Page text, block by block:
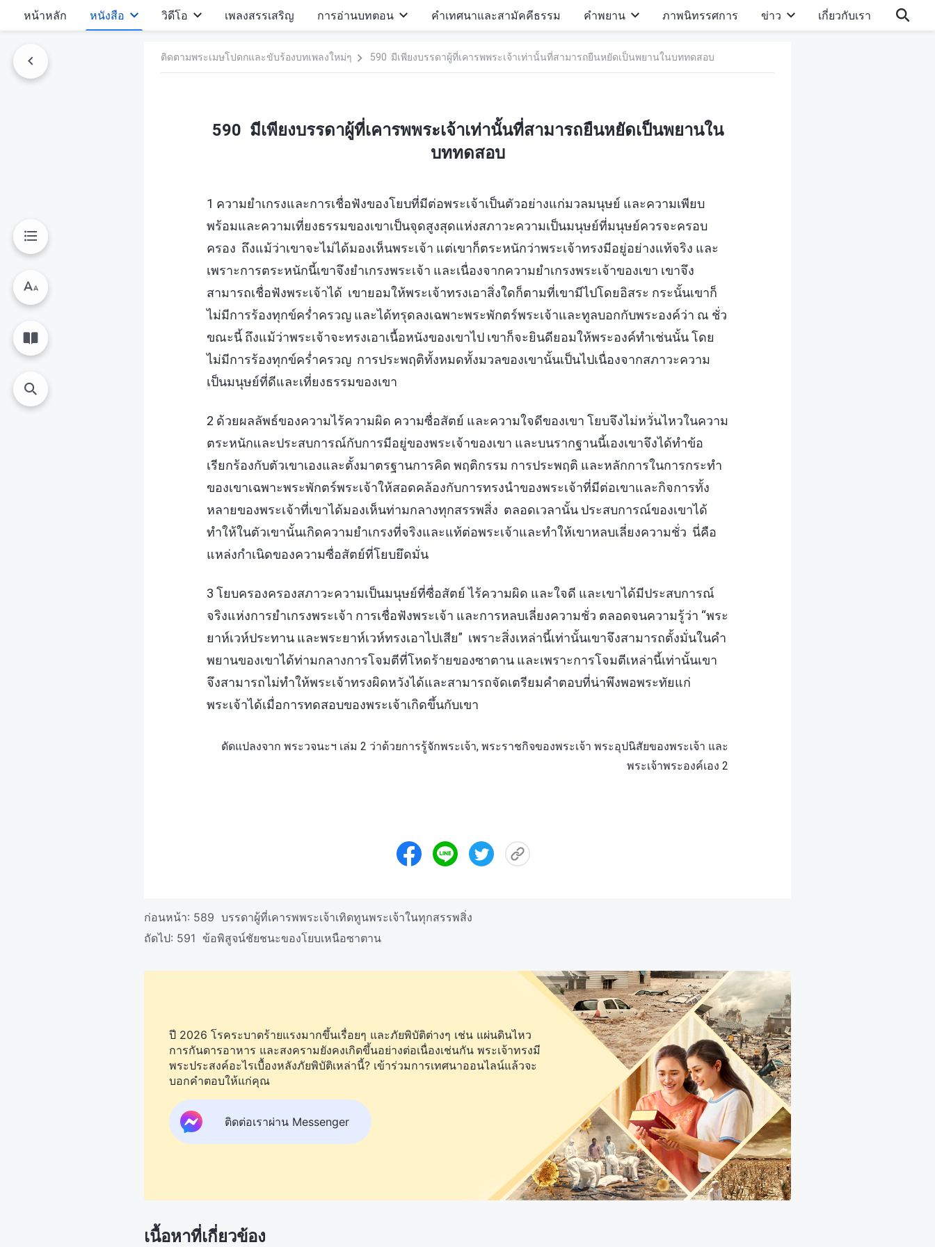
หน้าหลัก หนังสือ วิดีโอ เพลงสรรเสริญ การอ่านบทตอน คำเทศนาและสามัคคีธรรม คำพยาน ภาพนิทรรศการ ข่าว เกี่ยวกับเรา
ติดตามพระเมษโปดกและขับร้องบทเพลงใหม่ๆ 590 มีเพียงบรรดาผู้ที่เคารพพระเจ้าเท่านั้นที่สามารถยืนหยัดเป็นพยานในบททดสอบ
590 มีเพียงบรรดาผู้ที่เคารพพระเจ้าเท่านั้นที่สามารถยืนหยัดเป็นพยานใน
บททดสอบ
1 ความยำเกรงและการเชื่อฟังของโยบที่มีต่อพระเจ้าเป็นตัวอย่างแก่มวลมนุษย์ และความเพียบ
พร้อมและความเที่ยงธรรมของเขาเป็นจุดสูงสุดแห่งสภาวะความเป็นมนุษย์ที่มนุษย์ควรจะครอบ
ครอง ถึงแม้ว่าเขาจะไม่ได้มองเห็นพระเจ้า แต่เขาก็ตระหนักว่าพระเจ้าทรงมีอยู่อย่างแท้จริง และ
เพราะการตระหนักนี้เขาจึงยำเกรงพระเจ้า และเนื่องจากความยำเกรงพระเจ้าของเขา เขาจึง
สามารถเชื่อฟังพระเจ้าได้ เขายอมให้พระเจ้าทรงเอาสิ่งใดก็ตามที่เขามีไปโดยอิสระ กระนั้นเขาก็
ไม่มีการร้องทุกข์คร่ำครวญ และได้ทรุดลงเฉพาะพระพักตร์พระเจ้าและทูลบอกกับพระองค์ว่า ณ ชั่ว
ขณะนี้ ถึงแม้ว่าพระเจ้าจะทรงเอาเนื้อหนังของเขาไป เขาก็จะยินดียอมให้พระองค์ทำเช่นนั้น โดย
ไม่มีการร้องทุกข์คร่ำครวญ การประพฤติทั้งหมดทั้งมวลของเขานั้นเป็นไปเนื่องจากสภาวะความ
เป็นมนุษย์ที่ดีและเที่ยงธรรมของเขา
2 ด้วยผลลัพธ์ของความไร้ความผิด ความซื่อสัตย์ และความใจดีของเขา โยบจึงไม่หวั่นไหวในความ
ตระหนักและประสบการณ์กับการมีอยู่ของพระเจ้าของเขา และบนรากฐานนี้เองเขาจึงได้ทำข้อ
เรียกร้องกับตัวเขาเองและตั้งมาตรฐานการคิด พฤติกรรม การประพฤติ และหลักการในการกระทำ
ของเขาเฉพาะพระพักตร์พระเจ้าให้สอดคล้องกับการทรงนำของพระเจ้าที่มีต่อเขาและกิจการทั้ง
หลายของพระเจ้าที่เขาได้มองเห็นท่ามกลางทุกสรรพสิ่ง ตลอดเวลานั้น ประสบการณ์ของเขาได้
ทำให้ในตัวเขานั้นเกิดความยำเกรงที่จริงและแท้ต่อพระเจ้าและทำให้เขาหลบเลี่ยงความชั่ว นี่คือ
แหล่งกำเนิดของความซื่อสัตย์ที่โยบยึดมั่น
3 โยบครองครองสภาวะความเป็นมนุษย์ที่ซื่อสัตย์ ไร้ความผิด และใจดี และเขาได้มีประสบการณ์
จริงแห่งการยำเกรงพระเจ้า การเชื่อฟังพระเจ้า และการหลบเลี่ยงความชั่ว ตลอดจนความรู้ว่า “พระ
ยาห์เวห์ประทาน และพระยาห์เวห์ทรงเอาไปเสีย” เพราะสิ่งเหล่านี้เท่านั้นเขาจึงสามารถตั้งมั่นในคำ
พยานของเขาได้ท่ามกลางการโจมตีที่โหดร้ายของซาตาน และเพราะการโจมตีเหล่านี้เท่านั้นเขา
จึงสามารถไม่ทำให้พระเจ้าทรงผิดหวังได้และสามารถจัดเตรียมคำตอบที่น่าพึงพอพระทัยแก่
พระเจ้าได้เมื่อการทดสอบของพระเจ้าเกิดขึ้นกับเขา
ดัดแปลงจาก พระวจนะฯ เล่ม 2 ว่าด้วยการรู้จักพระเจ้า, พระราชกิจของพระเจ้า พระอุปนิสัยของพระเจ้า และ
พระเจ้าพระองค์เอง 2
ก่อนหน้า: 589 บรรดาผู้ที่เคารพพระเจ้าเทิดทูนพระเจ้าในทุกสรรพสิ่ง
ถัดไป: 591 ข้อพิสูจน์ชัยชนะของโยบเหนือซาตาน
ปี 2026 โรคระบาดร้ายแรงมากขึ้นเรื่อยๆ และภัยพิบัติต่างๆ เช่น แผ่นดินไหว
การกันดารอาหาร และสงครามยังคงเกิดขึ้นอย่างต่อเนื่องเช่นกัน พระเจ้าทรงมี
พระประสงค์อะไรเบื้องหลังภัยพิบัติเหล่านี้? เข้าร่วมการเทศนาออนไลน์แล้วจะ
บอกคำตอบให้แก่คุณ
ติดต่อเราผ่าน Messenger
เนื้อหาที่เกี่ยวข้อง